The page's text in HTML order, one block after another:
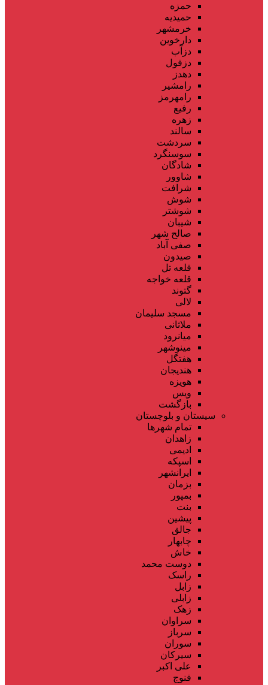
حمزه
حمیدیه
خرمشهر
دارخوین
دزآب
دزفول
دهدز
رامشیر
رامهرمز
رفیع
زهره
سالند
سردشت
سوسنگرد
شادگان
شاوور
شرافت
شوش
شوشتر
شیبان
صالح شهر
صفی آباد
صیدون
قلعه تل
قلعه خواجه
گتوند
لالی
مسجد سلیمان
ملاثانی
میانرود
مینوشهر
هفتگل
هندیجان
هویزه
ویس
بازگشت
سیستان و بلوچستان
تمام شهر‌ها
زاهدان
ادیمی
اسپکه
ایرانشهر
بزمان
بمپور
بنت
پیشین
جالق
چابهار
خاش
دوست محمد
راسک
زابل
زابلی
زهک
سراوان
سرباز
سوران
سیرکان
علی اکبر
فنوج